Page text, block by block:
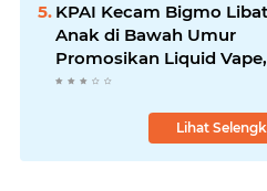
KPAI Kecam Bigmo
Anak di Bawah Umur
Promosikan Liquid
Aparat Bertindak Tegas
Lihat